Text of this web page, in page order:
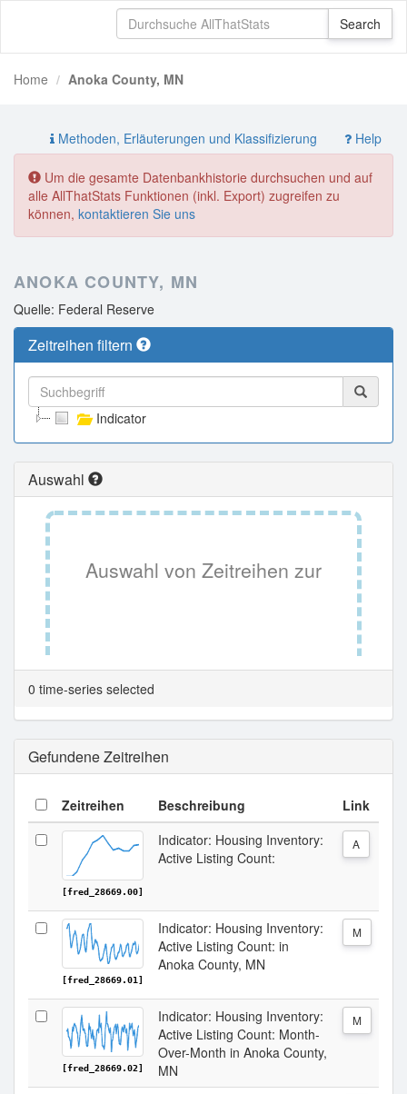
Home Anoka County, MN
Methoden, Erläuterungen und Klassifizierung Help
Um die gesamte Datenbankhistorie durchsuchen und auf
alle AllThatStats Funktionen (inkl. Export) zugreifen zu
können, kontaktieren Sie uns
ANOKA COUNTY, MN
Quelle: Federal Reserve
Zeitreihen filtern
Indicator
Auswahl
Auswahl von Zeitreihen zur
Tabellenansicht.
0 time-series selected
Gefundene Zeitreihen
Zeitreihen Beschreibung Link
[fred_28669.00]
Indicator: Housing Inventory:
Active Listing Count:
A
[fred_28669.01]
Indicator: Housing Inventory:
Active Listing Count: in
Anoka County, MN
M
[fred_28669.02]
Indicator: Housing Inventory:
Active Listing Count: Month-
Over-Month in Anoka County,
MN
M